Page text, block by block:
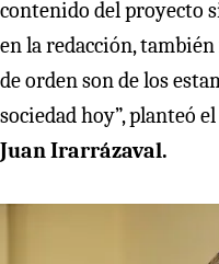
contenido del proyecto
en la redacción,
de orden son de los
sociedad hoy”, planteó
Juan Irarrázaval.